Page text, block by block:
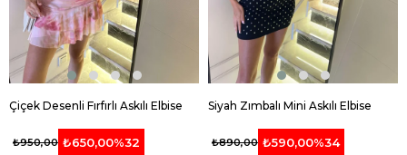
Çiçek Desenli Fırfırlı Askılı Elbise
₺650,00%32
₺950,00
Siyah Zımbalı Mini Askılı Elbise
₺590,00%34
₺890,00